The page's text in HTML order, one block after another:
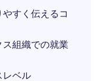
すく伝えるコ
組織での就業
レベル